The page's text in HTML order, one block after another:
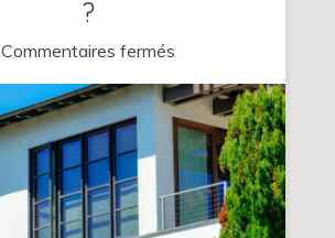
?
Commentaires ferméssur
PVC,
bois
ou
aluminium
: